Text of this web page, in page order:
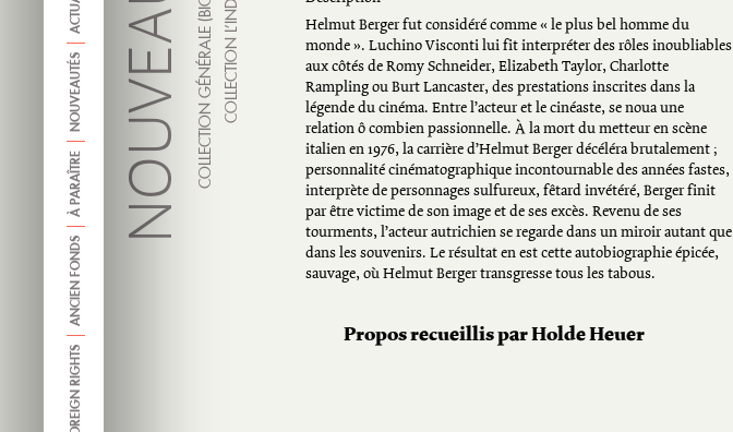
NOUVEAUTÉS
À PARAÎTRE
ANCIEN FONDS
FOREIGN RIGHTS
Helmut Berger fut considéré comme « le plus bel homme du
monde ». Luchino Visconti lui fit interpréter des rôles inoubliables
aux côtés de Romy Schneider, Elizabeth Taylor, Charlotte
Rampling ou Burt Lancaster, des prestations inscrites dans la
légende du cinéma. Entre l’acteur et le cinéaste, se noua une
relation ô combien passionnelle. À la mort du metteur en scène
italien en 1976, la carrière d’Helmut Berger décéléra brutalement ;
personnalité cinématographique incontournable des années fastes,
interprète de personnages sulfureux, fêtard invétéré, Berger finit
par être victime de son image et de ses excès. Revenu de ses
tourments, l’acteur autrichien se regarde dans un miroir autant que
dans les souvenirs. Le résultat en est cette autobiographie épicée,
sauvage, où Helmut Berger transgresse tous les tabous.
Propos recueillis par Holde Heuer